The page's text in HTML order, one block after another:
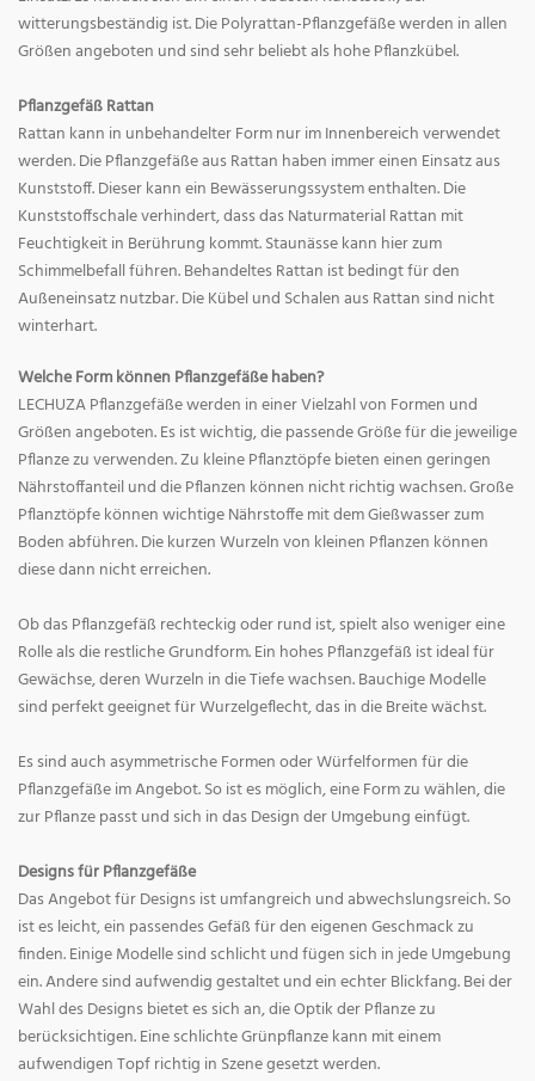
witterungsbeständig ist. Die Polyrattan-Pflanzgefäße werden in allen
Größen angeboten und sind sehr beliebt als hohe Pflanzkübel.
Pflanzgefäß Rattan
Rattan kann in unbehandelter Form nur im Innenbereich verwendet
werden. Die Pflanzgefäße aus Rattan haben immer einen Einsatz aus
Kunststoff. Dieser kann ein Bewässerungssystem enthalten. Die
Kunststoffschale verhindert, dass das Naturmaterial Rattan mit
Feuchtigkeit in Berührung kommt. Staunässe kann hier zum
Schimmelbefall führen. Behandeltes Rattan ist bedingt für den
Außeneinsatz nutzbar. Die Kübel und Schalen aus Rattan sind nicht
winterhart.
Welche Form können Pflanzgefäße haben?
LECHUZA Pflanzgefäße werden in einer Vielzahl von Formen und
Größen angeboten. Es ist wichtig, die passende Größe für die jeweilige
Pflanze zu verwenden. Zu kleine Pflanztöpfe bieten einen geringen
Nährstoffanteil und die Pflanzen können nicht richtig wachsen. Große
Pflanztöpfe können wichtige Nährstoffe mit dem Gießwasser zum
Boden abführen. Die kurzen Wurzeln von kleinen Pflanzen können
diese dann nicht erreichen.
Ob das Pflanzgefäß rechteckig oder rund ist, spielt also weniger eine
Rolle als die restliche Grundform. Ein hohes Pflanzgefäß ist ideal für
Gewächse, deren Wurzeln in die Tiefe wachsen. Bauchige Modelle
sind perfekt geeignet für Wurzelgeflecht, das in die Breite wächst.
Es sind auch asymmetrische Formen oder Würfelformen für die
Pflanzgefäße im Angebot. So ist es möglich, eine Form zu wählen, die
zur Pflanze passt und sich in das Design der Umgebung einfügt.
Designs für Pflanzgefäße
Das Angebot für Designs ist umfangreich und abwechslungsreich. So
ist es leicht, ein passendes Gefäß für den eigenen Geschmack zu
finden. Einige Modelle sind schlicht und fügen sich in jede Umgebung
ein. Andere sind aufwendig gestaltet und ein echter Blickfang. Bei der
Wahl des Designs bietet es sich an, die Optik der Pflanze zu
berücksichtigen. Eine schlichte Grünpflanze kann mit einem
aufwendigen Topf richtig in Szene gesetzt werden.